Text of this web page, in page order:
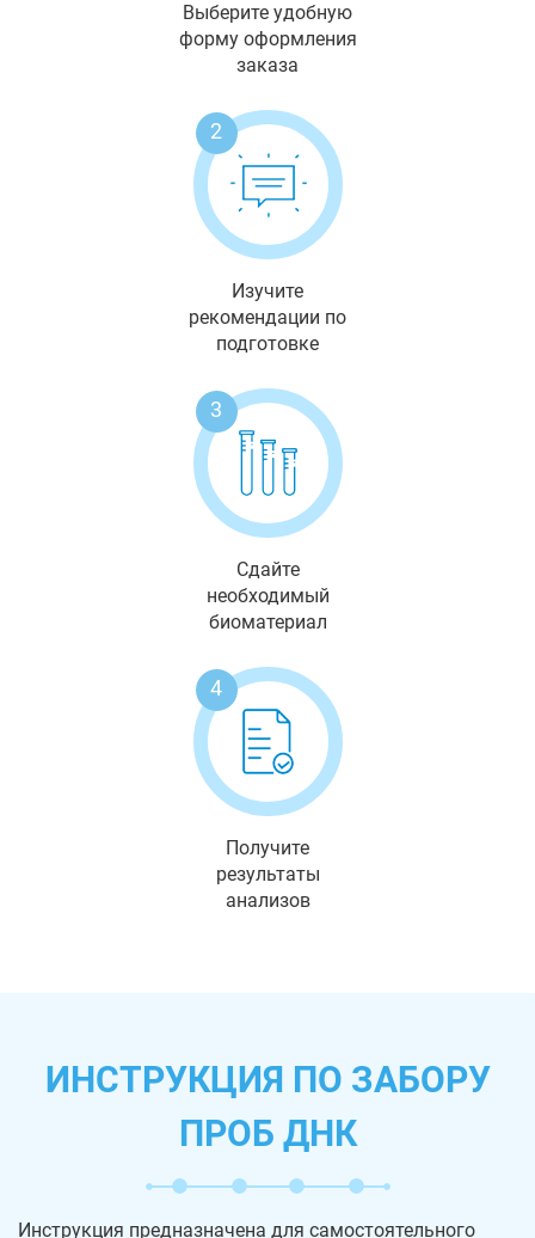
Выберите удобную
форму оформления
заказа
2
Изучите
рекомендации по
подготовке
3
Сдайте
необходимый
биоматериал
4
Получите
результаты
анализов
ИНСТРУКЦИЯ ПО ЗАБОРУ
ПРОБ ДНК
Инструкция предназначена для самостоятельного